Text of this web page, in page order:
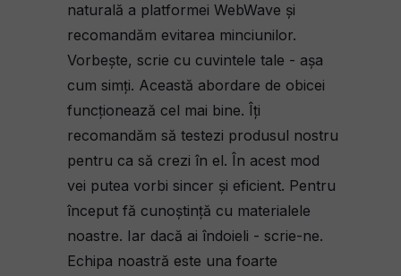
naturală a platformei WebWave și
recomandăm evitarea minciunilor.
Vorbește, scrie cu cuvintele tale - așa
cum simți. Această abordare de obicei
funcționează cel mai bine. Îți
recomandăm să testezi produsul nostru
pentru ca să crezi în el. În acest mod
vei putea vorbi sincer și eficient. Pentru
început fă cunoștință cu materialele
noastre. Iar dacă ai îndoieli - scrie-ne.
Echipa noastră este una foarte